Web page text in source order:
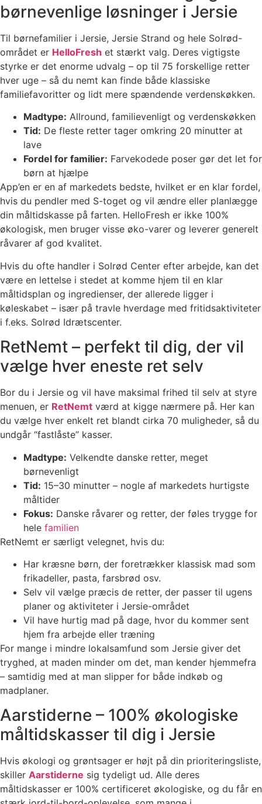
børnevenlige løsninger i Jersie
Til børnefamilier i Jersie, Jersie Strand og hele Solrød-
området er HelloFresh et stærkt valg. Deres vigtigste
styrke er det enorme udvalg – op til 75 forskellige retter
hver uge – så du nemt kan finde både klassiske
familiefavoritter og lidt mere spændende verdenskøkken.
Madtype: Allround, familievenligt og verdenskøkken
Tid: De fleste retter tager omkring 20 minutter at
lave
Fordel for familier: Farvekodede poser gør det let for
børn at hjælpe
App’en er en af markedets bedste, hvilket er en klar fordel,
hvis du pendler med S-toget og vil ændre eller planlægge
din måltidskasse på farten. HelloFresh er ikke 100%
økologisk, men bruger visse øko-varer og leverer generelt
råvarer af god kvalitet.
Hvis du ofte handler i Solrød Center efter arbejde, kan det
være en lettelse i stedet at komme hjem til en klar
måltidsplan og ingredienser, der allerede ligger i
køleskabet – især på travle hverdage med fritidsaktiviteter
i f.eks. Solrød Idrætscenter.
RetNemt – perfekt til dig, der vil
vælge hver eneste ret selv
Bor du i Jersie og vil have maksimal frihed til selv at styre
menuen, er RetNemt værd at kigge nærmere på. Her kan
du vælge hver enkelt ret blandt cirka 70 muligheder, så du
undgår “fastlåste” kasser.
Madtype: Velkendte danske retter, meget
børnevenligt
Tid: 15–30 minutter – nogle af markedets hurtigste
måltider
Fokus: Danske råvarer og retter, der føles trygge for
hele familien
RetNemt er særligt velegnet, hvis du:
Har kræsne børn, der foretrækker klassisk mad som
frikadeller, pasta, farsbrød osv.
Selv vil vælge præcis de retter, der passer til ugens
planer og aktiviteter i Jersie-området
Vil have hurtig mad på dage, hvor du kommer sent
hjem fra arbejde eller træning
For mange i mindre lokalsamfund som Jersie giver det
tryghed, at maden minder om det, man kender hjemmefra
– samtidig med at man slipper for både indkøb og
madplaner.
Aarstiderne – 100% økologiske
måltidskasser til dig i Jersie
Hvis økologi og grøntsager er højt på din prioriteringsliste,
skiller Aarstiderne sig tydeligt ud. Alle deres
måltidskasser er 100% certificeret økologiske, og du får en